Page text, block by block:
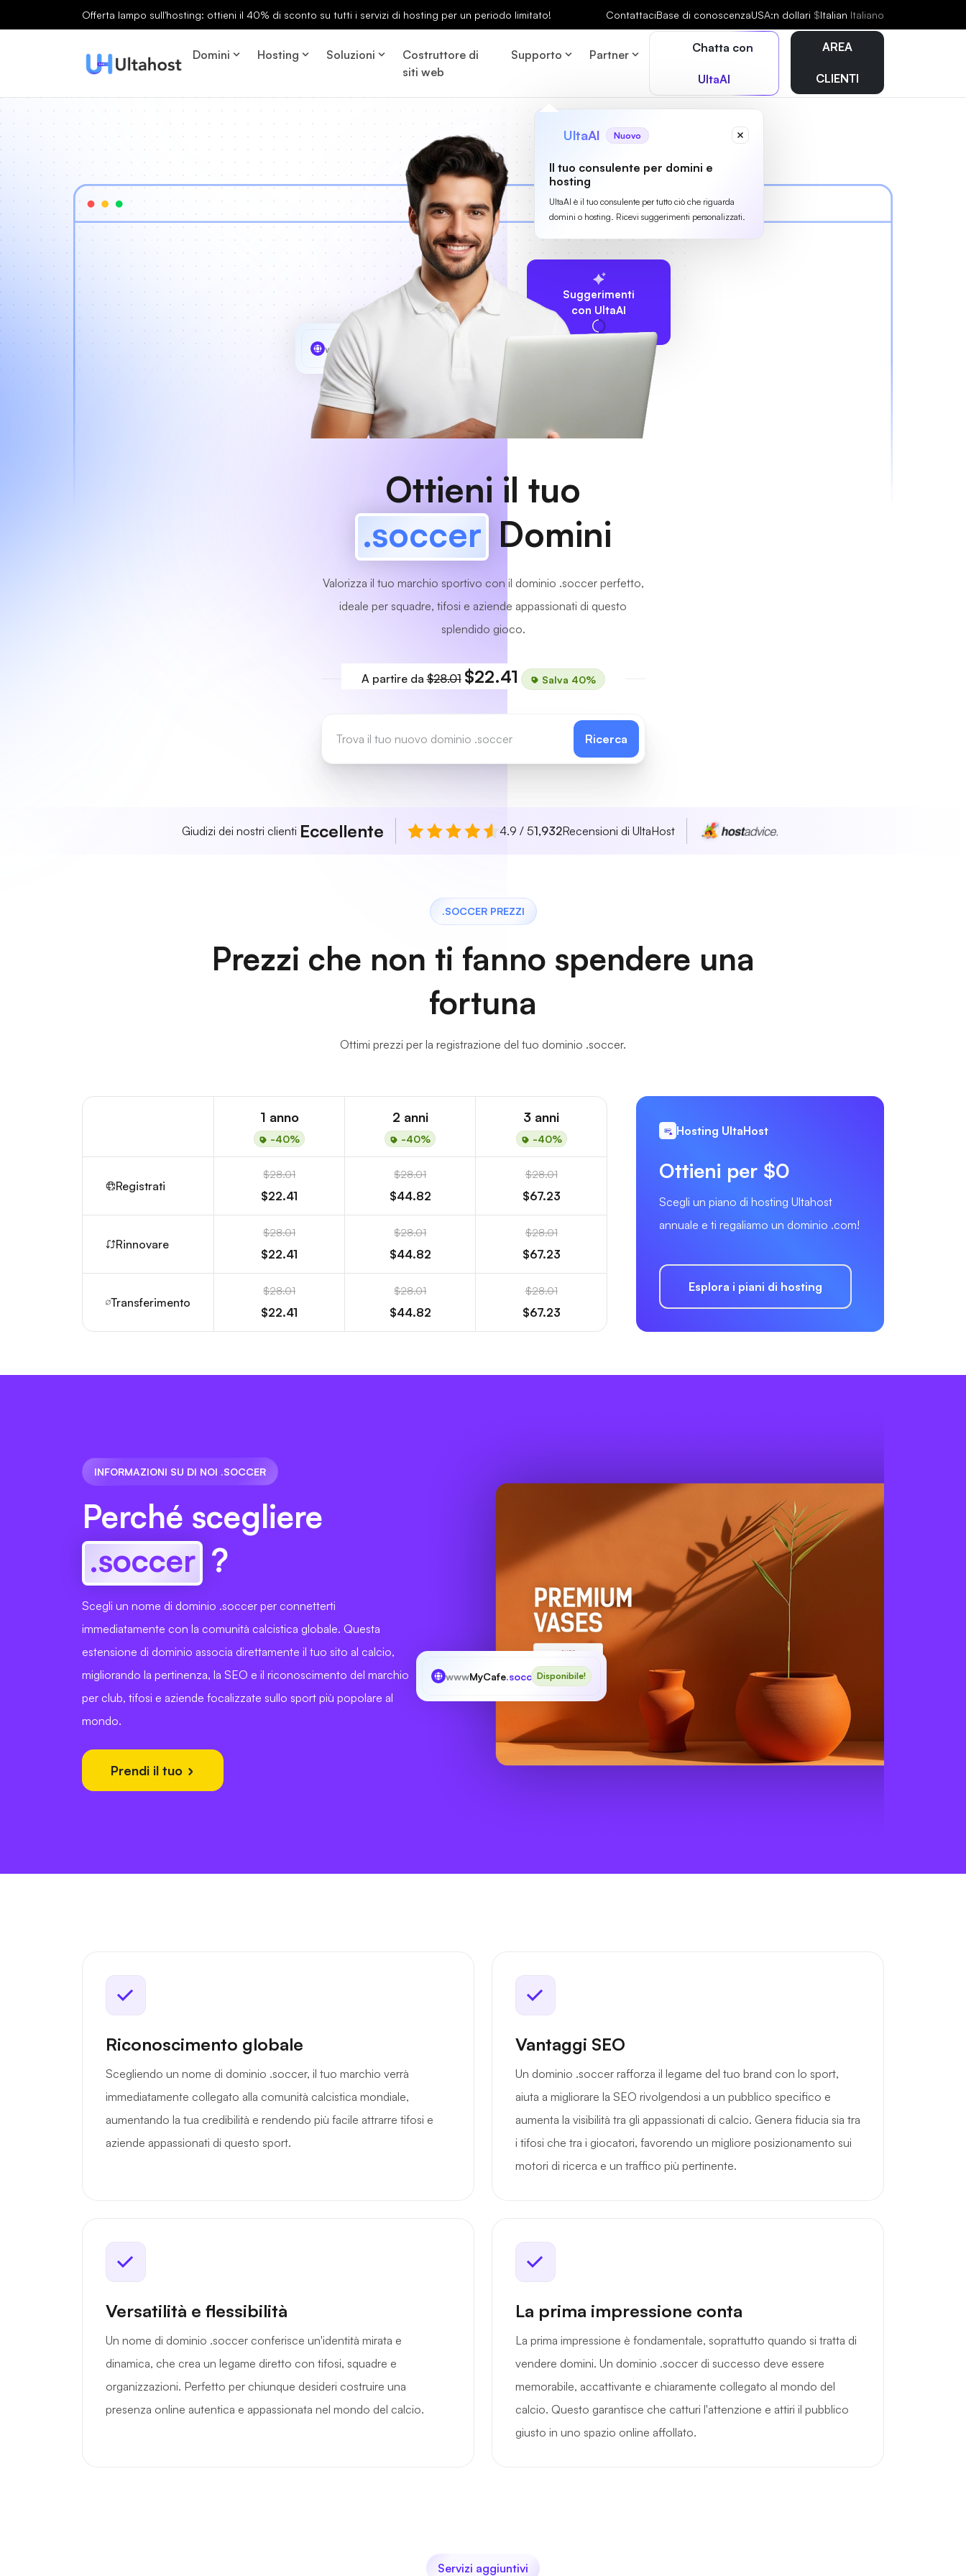
Offerta lampo sull'hosting: ottieni il 40% di sconto su tutti i servizi di hosting per un periodo limitato! ContattaciBase di conoscenzaUSA:n dollari $Italian Italiano
Domini Hosting Soluzioni
Costruttore di
siti web
Supporto Partner Chatta con
UltaAI
UltaAI Nuovo
Il tuo consulente per domini e
hosting
UltaAI è il tuo consulente per tutto ciò che riguarda
domini o hosting. Ricevi suggerimenti personalizzati.
AREA
CLIENTI
Suggerimenti
con UltaAI
www MyCafe
Ottieni il tuo
.soccer Domini
Valorizza il tuo marchio sportivo con il dominio .soccer perfetto,
ideale per squadre, tifosi e aziende appassionati di questo
splendido gioco.
A partire da$28.01 $22.41 Salva 40%
Ricerca
Giudizi dei nostri clienti Eccellente 4.9 / 51,932Recensioni di UltaHost
.SOCCER PREZZI
Prezzi che non ti fanno spendere una
fortuna
Ottimi prezzi per la registrazione del tuo dominio .soccer.
1 anno
-40%
2 anni
-40%
3 anni
-40%
Registrati
$28.01
$22.41
$28.01
$44.82
$28.01
$67.23
Rinnovare
$28.01
$22.41
$28.01
$44.82
$28.01
$67.23
Transferimento
$28.01
$22.41
$28.01
$44.82
$28.01
$67.23
Hosting UltaHost
Ottieni per $0
Scegli un piano di hosting Ultahost
annuale e ti regaliamo un dominio .com!
Esplora i piani di hosting
INFORMAZIONI SU DI NOI .SOCCER
Perché scegliere
.soccer ?
Scegli un nome di dominio .soccer per connetterti
immediatamente con la comunità calcistica globale. Questa
estensione di dominio associa direttamente il tuo sito al calcio,
migliorando la pertinenza, la SEO e il riconoscimento del marchio
per club, tifosi e aziende focalizzate sullo sport più popolare al
mondo.
Prendi il tuo
wwwMyCafe.soccerDisponibile!
Riconoscimento globale
Scegliendo un nome di dominio .soccer, il tuo marchio verrà
immediatamente collegato alla comunità calcistica mondiale,
aumentando la tua credibilità e rendendo più facile attrarre tifosi e
aziende appassionati di questo sport.
Vantaggi SEO
Un dominio .soccer rafforza il legame del tuo brand con lo sport,
aiuta a migliorare la SEO rivolgendosi a un pubblico specifico e
aumenta la visibilità tra gli appassionati di calcio. Genera fiducia sia tra
i tifosi che tra i giocatori, favorendo un migliore posizionamento sui
motori di ricerca e un traffico più pertinente.
Versatilità e flessibilità
Un nome di dominio .soccer conferisce un'identità mirata e
dinamica, che crea un legame diretto con tifosi, squadre e
organizzazioni. Perfetto per chiunque desideri costruire una
presenza online autentica e appassionata nel mondo del calcio.
La prima impressione conta
La prima impressione è fondamentale, soprattutto quando si tratta di
vendere domini. Un dominio .soccer di successo deve essere
memorabile, accattivante e chiaramente collegato al mondo del
calcio. Questo garantisce che catturi l'attenzione e attiri il pubblico
giusto in uno spazio online affollato.
Servizi aggiuntivi